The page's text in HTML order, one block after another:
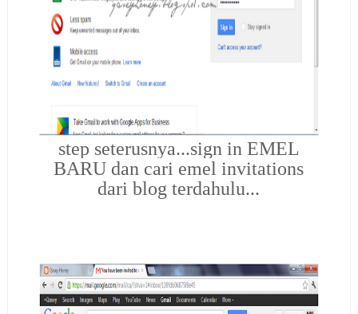
step seterusnya...sign in EMEL
BARU dan cari emel invitations
dari blog terdahulu...